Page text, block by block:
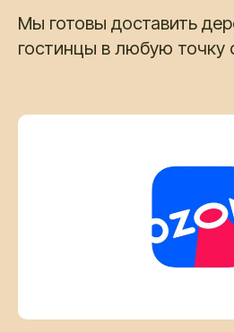
Мы готовы доставить
гостинцы в любую точку